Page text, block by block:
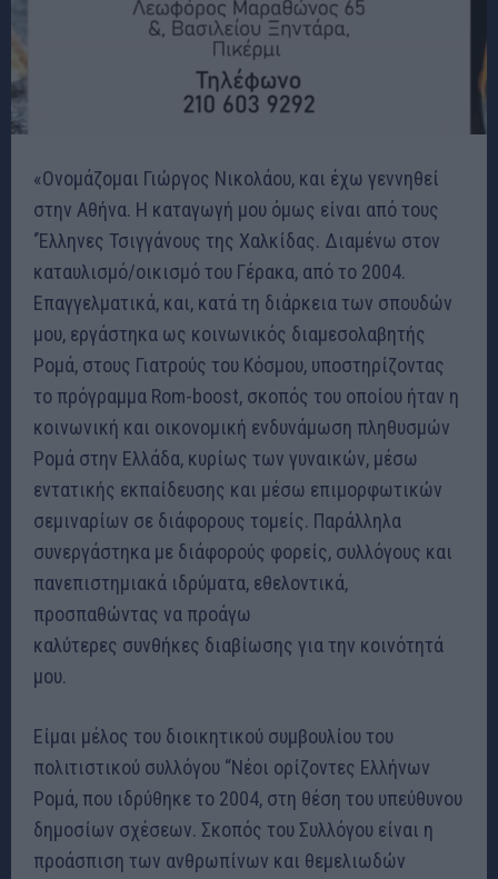
«Ονομάζομαι Γιώργος Νικολάου, και έχω γεννηθεί
στην Αθήνα. Η καταγωγή μου όμως είναι από τους
‘Έλληνες Τσιγγάνους της Χαλκίδας. Διαμένω στον
καταυλισμό/οικισμό του Γέρακα, από το 2004.
Επαγγελματικά, και, κατά τη διάρκεια των σπουδών
μου, εργάστηκα ως κοινωνικός διαμεσολαβητής
Ρομά, στους Γιατρούς του Κόσμου, υποστηρίζοντας
το πρόγραμμα Rom-boost, σκοπός του οποίου ήταν η
κοινωνική και οικονομική ενδυνάμωση πληθυσμών
Ρομά στην Ελλάδα, κυρίως των γυναικών, μέσω
εντατικής εκπαίδευσης και μέσω επιμορφωτικών
σεμιναρίων σε διάφορους τομείς. Παράλληλα
συνεργάστηκα με διάφορούς φορείς, συλλόγους και
πανεπιστημιακά ιδρύματα, εθελοντικά,
προσπαθώντας να προάγω
καλύτερες συνθήκες διαβίωσης για την κοινότητά
μου.
Είμαι μέλος του διοικητικού συμβουλίου του
πολιτιστικού συλλόγου “Νέοι ορίζοντες Ελλήνων
Ρομά, που ιδρύθηκε το 2004, στη θέση του υπεύθυνου
δημοσίων σχέσεων. Σκοπός του Συλλόγου είναι η
προάσπιση των ανθρωπίνων και θεμελιωδών